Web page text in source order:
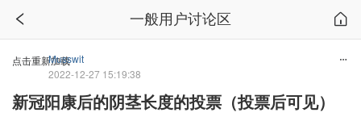
一般用户讨论区
点击重新加载
Musswit
2022-12-27 15:19:38
新冠阳康后的阴茎长度的投票（投票后可见）